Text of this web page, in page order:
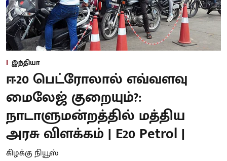
இந்தியா
ஈ20 பெட்ரோலால் எவ்வளவு
மைலேஜ் குறையும்?:
நாடாளுமன்றத்தில் மத்திய
அரசு விளக்கம் | E20 Petrol |
கிழக்கு நியூஸ்